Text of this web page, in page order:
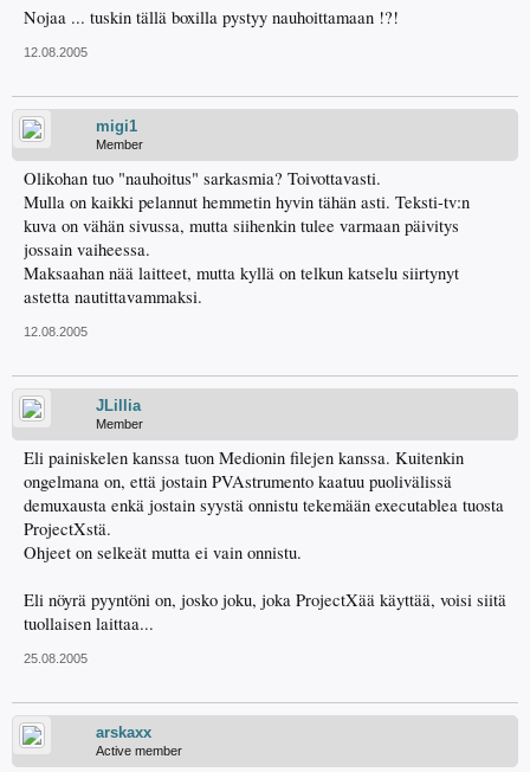
Nojaa ... tuskin tällä boxilla pystyy nauhoittamaan !?!
12.08.2005
migi1
Member
Olikohan tuo "nauhoitus" sarkasmia? Toivottavasti.
Mulla on kaikki pelannut hemmetin hyvin tähän asti. Teksti-tv:n
kuva on vähän sivussa, mutta siihenkin tulee varmaan päivitys
jossain vaiheessa.
Maksaahan nää laitteet, mutta kyllä on telkun katselu siirtynyt
astetta nautittavammaksi.
12.08.2005
JLillia
Member
Eli painiskelen kanssa tuon Medionin filejen kanssa. Kuitenkin
ongelmana on, että jostain PVAstrumento kaatuu puolivälissä
demuxausta enkä jostain syystä onnistu tekemään executablea tuosta
ProjectXstä.
Ohjeet on selkeät mutta ei vain onnistu.
Eli nöyrä pyyntöni on, josko joku, joka ProjectXää käyttää, voisi siitä
tuollaisen laittaa...
25.08.2005
arskaxx
Active member